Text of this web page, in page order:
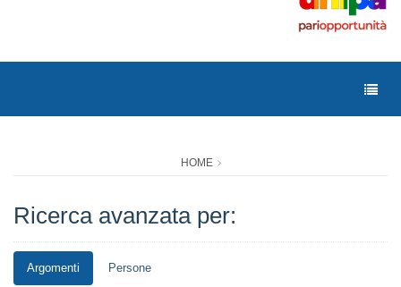
HOME
Ricerca avanzata per:
Argomenti Persone